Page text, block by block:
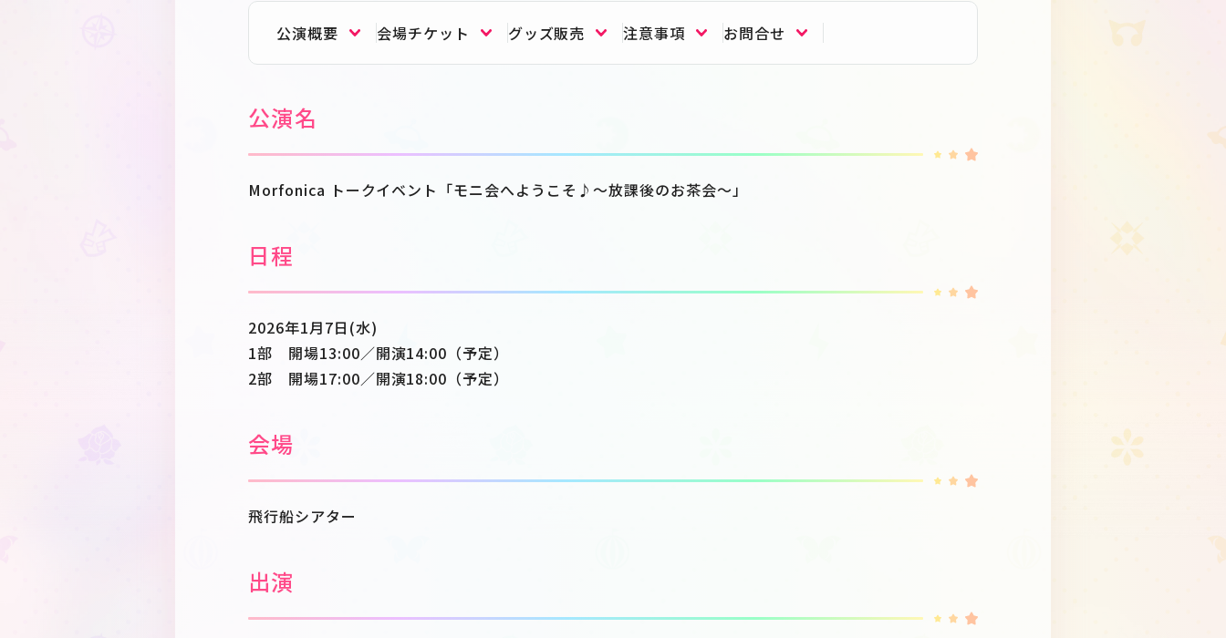
公演概要 会場チケット グッズ販売 注意事項 お問合せ
公演名
Morfonica トークイベント「モニ会へようこそ♪～放課後のお茶会～」
日程
2026年1月7日(水)
1部 開場13:00／開演14:00（予定）
2部 開場17:00／開演18:00（予定）
会場
飛行船シアター
出演